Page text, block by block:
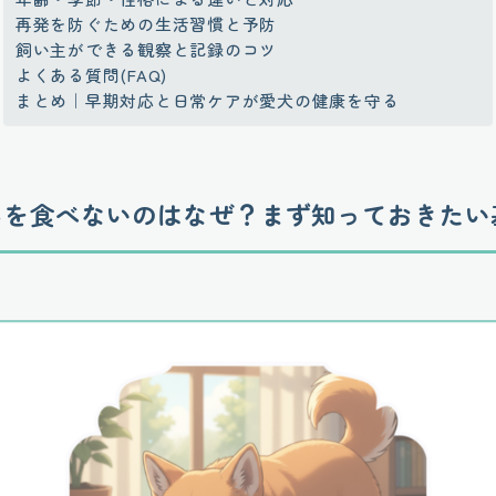
再発を防ぐための生活習慣と予防
飼い主ができる観察と記録のコツ
よくある質問(FAQ)
まとめ｜早期対応と日常ケアが愛犬の健康を守る
食べないのはなぜ？まず知っておきた